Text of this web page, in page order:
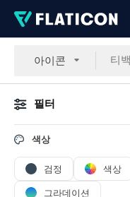
아이콘
필터
색상
검정 색상
그라데이션